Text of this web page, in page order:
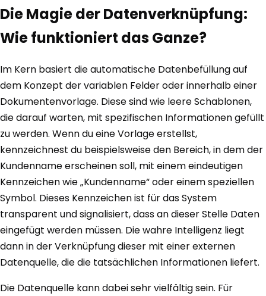
Die Magie der Datenverknüpfung:
Wie funktioniert das Ganze?
Im Kern basiert die automatische Datenbefüllung auf
dem Konzept der variablen Felder oder innerhalb einer
Dokumentenvorlage. Diese sind wie leere Schablonen,
die darauf warten, mit spezifischen Informationen gefüllt
zu werden. Wenn du eine Vorlage erstellst,
kennzeichnest du beispielsweise den Bereich, in dem der
Kundenname erscheinen soll, mit einem eindeutigen
Kennzeichen wie „Kundenname“ oder einem speziellen
Symbol. Dieses Kennzeichen ist für das System
transparent und signalisiert, dass an dieser Stelle Daten
eingefügt werden müssen. Die wahre Intelligenz liegt
dann in der Verknüpfung dieser mit einer externen
Datenquelle, die die tatsächlichen Informationen liefert.
Die Datenquelle kann dabei sehr vielfältig sein. Für